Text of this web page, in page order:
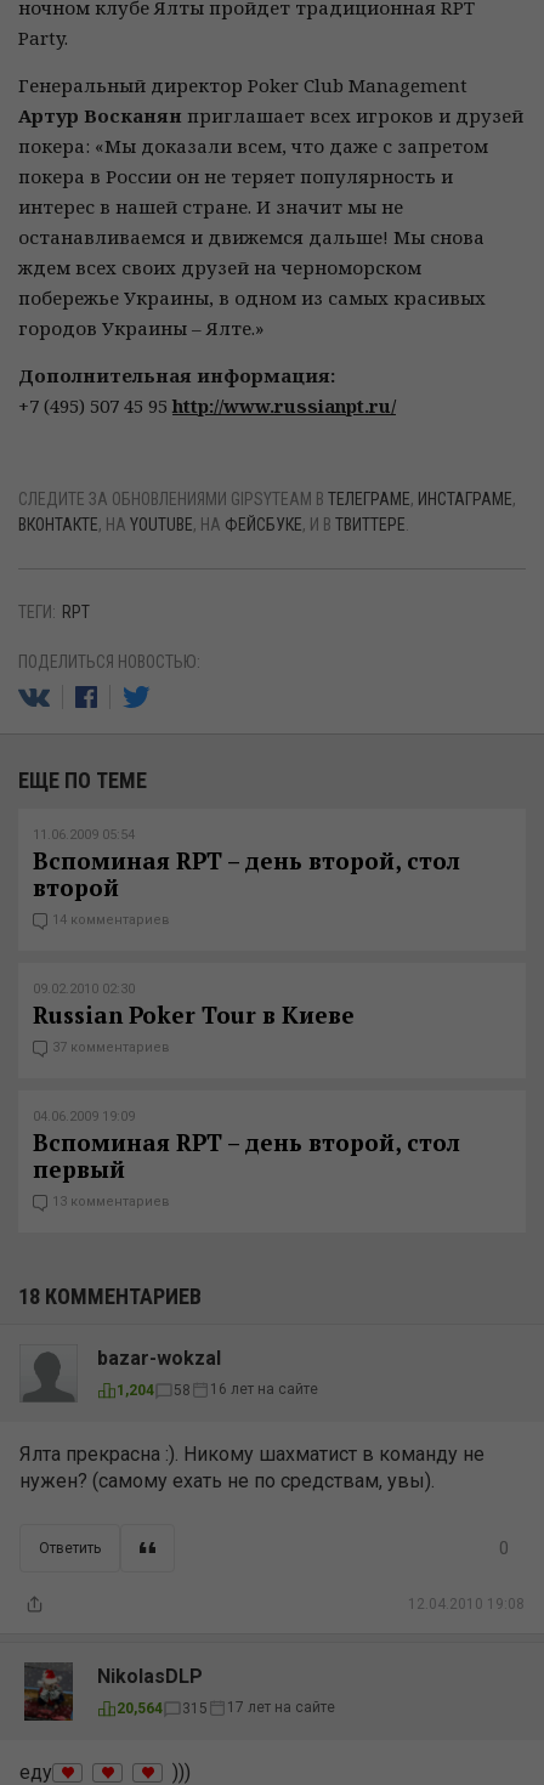
ночном клубе Ялты пройдет традиционная RPT
Party.
Генеральный директор Poker Club Management
Артур Восканян приглашает всех игроков и друзей
покера: «Мы доказали всем, что даже с запретом
покера в России он не теряет популярность и
интерес в нашей стране. И значит мы не
останавливаемся и движемся дальше! Мы снова
ждем всех своих друзей на черноморском
побережье Украины, в одном из самых красивых
городов Украины – Ялте.»
Дополнительная информация:
+7 (495) 507 45 95 http://www.russianpt.ru/
СЛЕДИТЕ ЗА ОБНОВЛЕНИЯМИ GIPSYTEAM В ТЕЛЕГРАМЕ, ИНСТАГРАМЕ,
ВКОНТАКТЕ, НА YOUTUBE, НА ФЕЙСБУКЕ, И В ТВИТТЕРЕ
ТЕГИ: RPT
ПОДЕЛИТЬСЯ НОВОСТЬЮ:
ЕЩЕ ПО ТЕМЕ
11.06.2009 05:54
Вспоминая RPT – день второй, стол
второй
14 комментариев
09.02.2010 02:30
Russian Poker Tour в Киеве
37 комментариев
04.06.2009 19:09
Вспоминая RPT – день второй, стол
первый
13 комментариев
18 КОММЕНТАРИЕВ
bazar-wokzal
1,204 58 16 лет на сайте
Ялта прекрасна :). Никому шахматист в команду не
нужен? (самому ехать не по средствам, увы).
Ответить
12.04.2010 19:08
0
NikolasDLP
20,564 315 17 лет на сайте
еду )))